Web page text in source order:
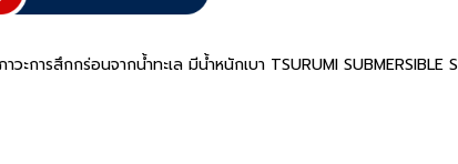
ารสึกกร่อนจากน้ำทะเล มีน้ำหนักเบา TSURUMI SUBMERSIBLE